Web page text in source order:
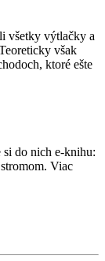
všetky výtlačky a
však
ktoré ešte
si do nich e-knihu:
Viac